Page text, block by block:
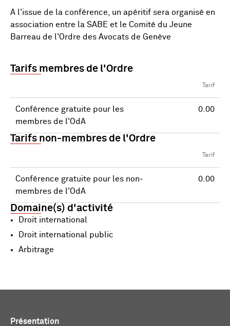
A l'issue de la conférence, un apéritif sera organisé en
association entre la SABE et le Comité du Jeune
Barreau de l'Ordre des Avocats de Genève
Tarifs membres de l'Ordre
Tarif
Conférence gratuite pour les
membres de l'OdA
0.00
Tarifs non-membres de l'Ordre
Tarif
Conférence gratuite pour les non-
membres de l'OdA
0.00
Domaine(s) d'activité
Droit international
Droit international public
Arbitrage
Présentation